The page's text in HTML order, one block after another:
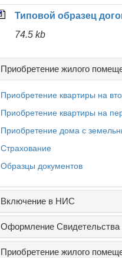
Типовой образец
74.5 kb
Приобретение жилого
Приобретение квартиры на
Приобретение квартиры на
Приобретение дома с
Страхование
Образцы документов
Включение в НИС
Оформление Свидетельства
Приобретение жилого